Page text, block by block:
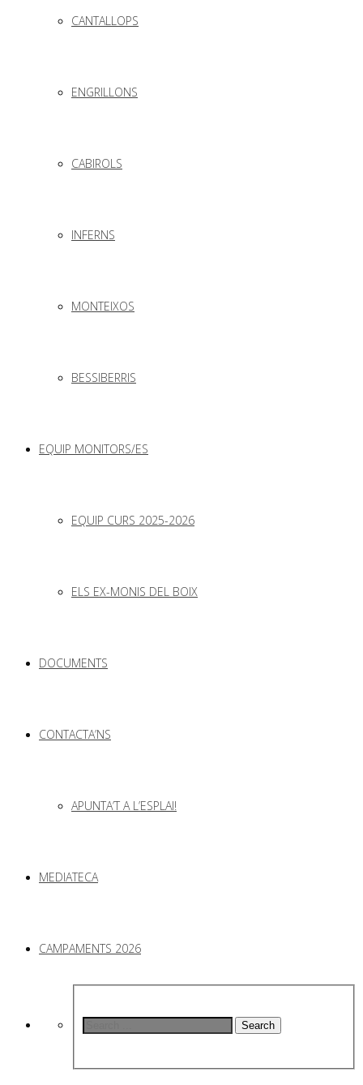
CANTALLOPS
ENGRILLONS
CABIROLS
INFERNS
MONTEIXOS
BESSIBERRIS
EQUIP MONITORS/ES
EQUIP CURS 2025-2026
ELS EX-MONIS DEL BOIX
DOCUMENTS
CONTACTA’NS
APUNTA’T A L’ESPLAI!
MEDIATECA
CAMPAMENTS 2026
Search